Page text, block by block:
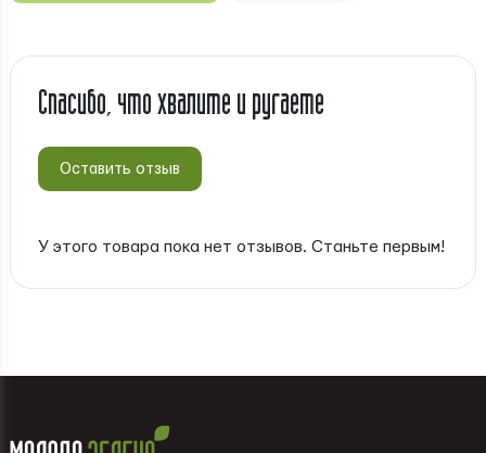
Спасибо, что хвалите и ругаете
Оставить отзыв
У этого товара пока нет отзывов. Станьте первым!